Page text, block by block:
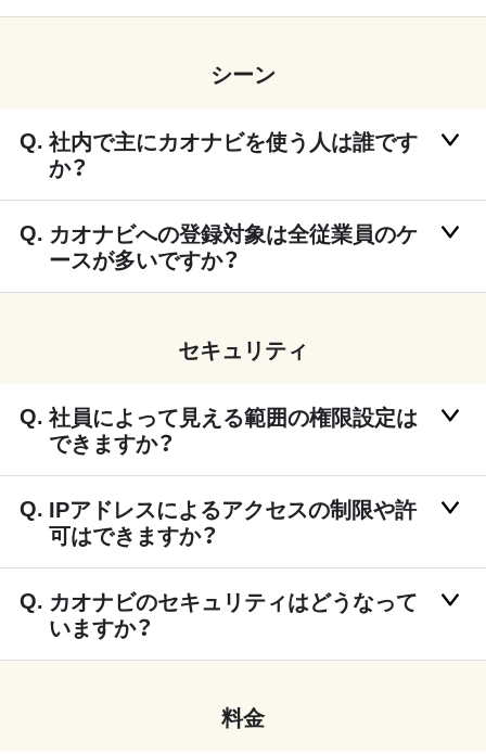
シーン
社内で主にカオナビを使う人は誰です
か？
カオナビへの登録対象は全従業員のケ
ースが多いですか？
セキュリティ
社員によって見える範囲の権限設定は
できますか？
IPアドレスによるアクセスの制限や許
可はできますか？
カオナビのセキュリティはどうなって
いますか？
料金